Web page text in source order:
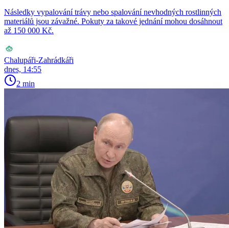
Následky vypalování trávy nebo spalování nevhodných rostlinných
materiálů jsou závažné. Pokuty za takové jednání mohou dosáhnout
až 150 000 Kč.
Chalupáři-Zahrádkáři
dnes, 14:55
2 min